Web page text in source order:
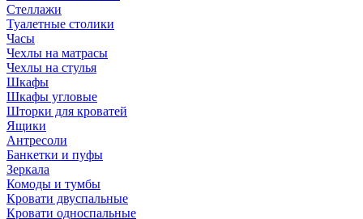
Стеллажи
Туалетные столики
Часы
Чехлы на матрасы
Чехлы на стулья
Шкафы
Шкафы угловые
Шторки для кроватей
Ящики
Антресоли
Банкетки и пуфы
Зеркала
Комоды и тумбы
Кровати двуспальные
Кровати односпальные